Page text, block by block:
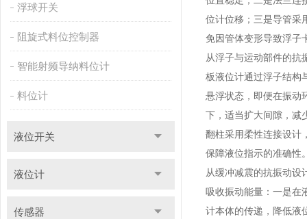
浮球开关
阻旋式料位控制器
智能射频导纳料位计
料位计
液位开关
液位计
传感器
位计位移；三是导管采
免因管体变形导致浮子
从浮子与运动部件的抗
板液位计通过浮子结构
悬浮状态，即便在振动
下，适当扩大间隙，减
翻柱采用柔性连接设计
保障液位指示的准确性
从缓冲减震的抗振动设
吸收振动能量：一是在
计本体的传递，降低液